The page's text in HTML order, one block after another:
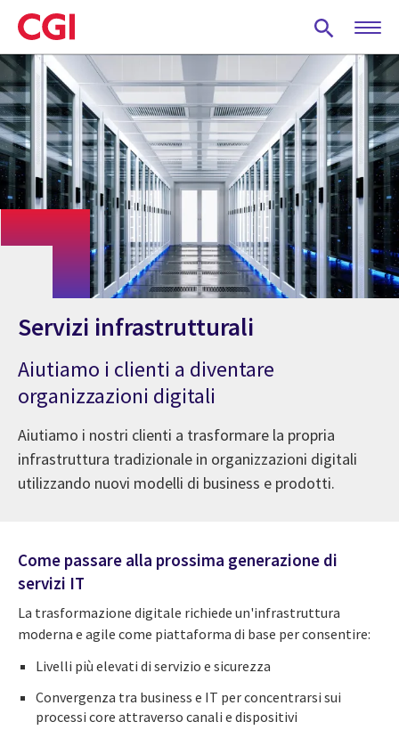
Skip
to
main
content
Servizi infrastrutturali
Aiutiamo i clienti a diventare
organizzazioni digitali
Aiutiamo i nostri clienti a trasformare la propria
infrastruttura tradizionale in organizzazioni digitali
utilizzando nuovi modelli di business e prodotti.
Come passare alla prossima generazione di
servizi IT
La trasformazione digitale richiede un'infrastruttura
moderna e agile come piattaforma di base per consentire:
Livelli più elevati di servizio e sicurezza
Convergenza tra business e IT per concentrarsi sui
processi core attraverso canali e dispositivi